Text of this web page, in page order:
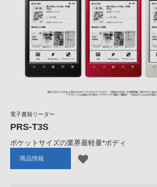
電子書籍リーダー
PRS-T3S
ポケットサイズの業界最軽量*ボディ
商品情報